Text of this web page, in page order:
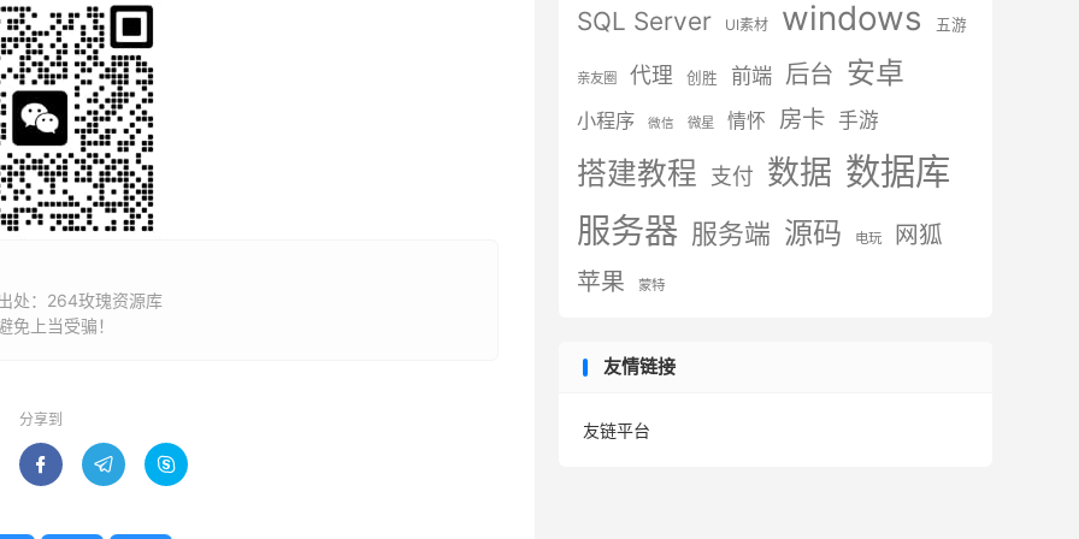
处：264玫瑰资源库
上当受骗！
分享到
  
SQL Server UI素材 windows 五游
亲友圈 代理 创胜 前端 后台 安卓
小程序 微信 微星 情怀 房卡 手游
搭建教程 支付 数据 数据库
服务器 服务端 源码 电玩
网狐
苹果
蒙特
友情链接
友链平台